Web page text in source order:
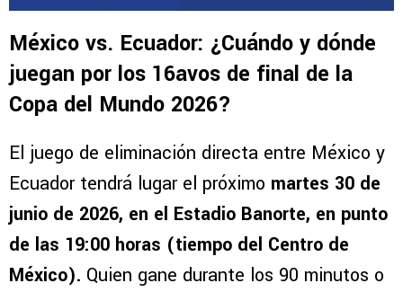
México vs. Ecuador: ¿Cuándo y dónde
juegan por los 16avos de final de la
Copa del Mundo 2026?
El juego de eliminación directa entre México y
Ecuador tendrá lugar el próximo martes 30 de
junio de 2026, en el Estadio Banorte, en punto
de las 19:00 horas (tiempo del Centro de
México). Quien gane durante los 90 minutos o